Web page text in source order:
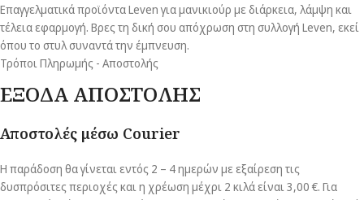
Επαγγελματικά προϊόντα Leven για μανικιούρ με διάρκεια, λάμψη και
τέλεια εφαρμογή. Βρες τη δική σου απόχρωση στη συλλογή Leven, εκεί
όπου το στυλ συναντά την έμπνευση.
Τρόποι Πληρωμής - Αποστολής
ΕΞΟΔΑ ΑΠΟΣΤΟΛΗΣ
Αποστολές μέσω Courier
Η παράδοση θα γίνεται εντός 2 – 4 ημερών με εξαίρεση τις
δυσπρόσιτες περιοχές και η χρέωση μέχρι 2 κιλά είναι 3,00 €. Για